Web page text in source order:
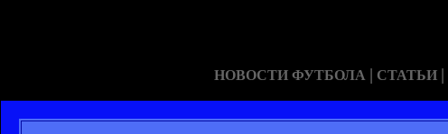
НОВОСТИ ФУТБОЛА | СТАТЬИ |